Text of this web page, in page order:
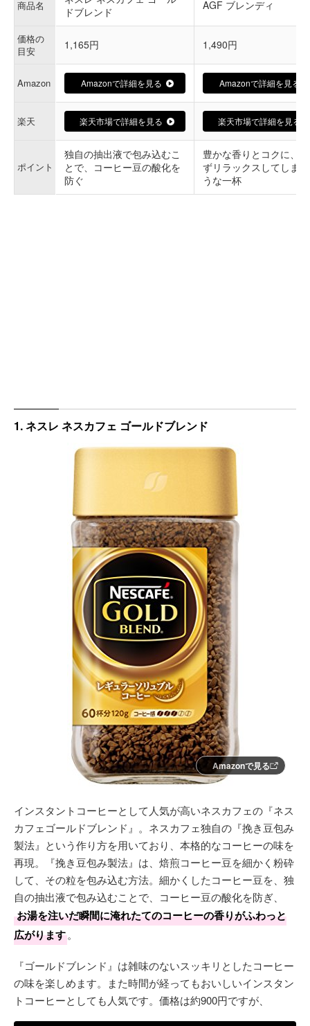
商品名
ドブレンド
AGF ブレンディ
価格の
目安
1,165円 1,490円
Amazon Amazonで詳細を見る Amazonで詳細を見る
楽天 楽天市場で詳細を見る 楽天市場で詳細を見る
ポイント
独自の抽出液で包み込むこ
とで、コーヒー豆の酸化を
防ぐ
豊かな香りとコクに、
ずリラックスしてしま
うな一杯
1. ネスレ ネスカフェ ゴールドブレンド
Amazonで見る
インスタントコーヒーとして人気が高いネスカフェの『ネス
カフェゴールドブレンド』。ネスカフェ独自の『挽き豆包み
製法』という作り方を用いており、本格的なコーヒーの味を
再現。『挽き豆包み製法』は、焙煎コーヒー豆を細かく粉砕
して、その粒を包み込む方法。細かくしたコーヒー豆を、独
自の抽出液で包み込むことで、コーヒー豆の酸化を防ぎ、
お湯を注いだ瞬間に淹れたてのコーヒーの香りがふわっと
広がります。
『ゴールドブレンド』は雑味のないスッキリとしたコーヒー
の味を楽しめます。また時間が経ってもおいしいインスタン
トコーヒーとしても人気です。価格は約900円ですが、